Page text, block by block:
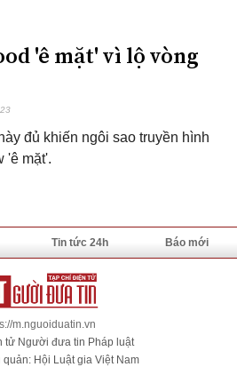
'ê mặt' vì lộ vòng
đủ khiến ngôi sao truyền hình
'ê mặt'.
Tin tức 24h Báo mới
m.nguoiduatin.vn
tử Người đưa tin Pháp luật
Hội Luật gia Việt Nam